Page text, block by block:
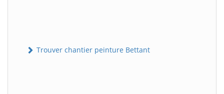
Trouver chantier peinture Bettant